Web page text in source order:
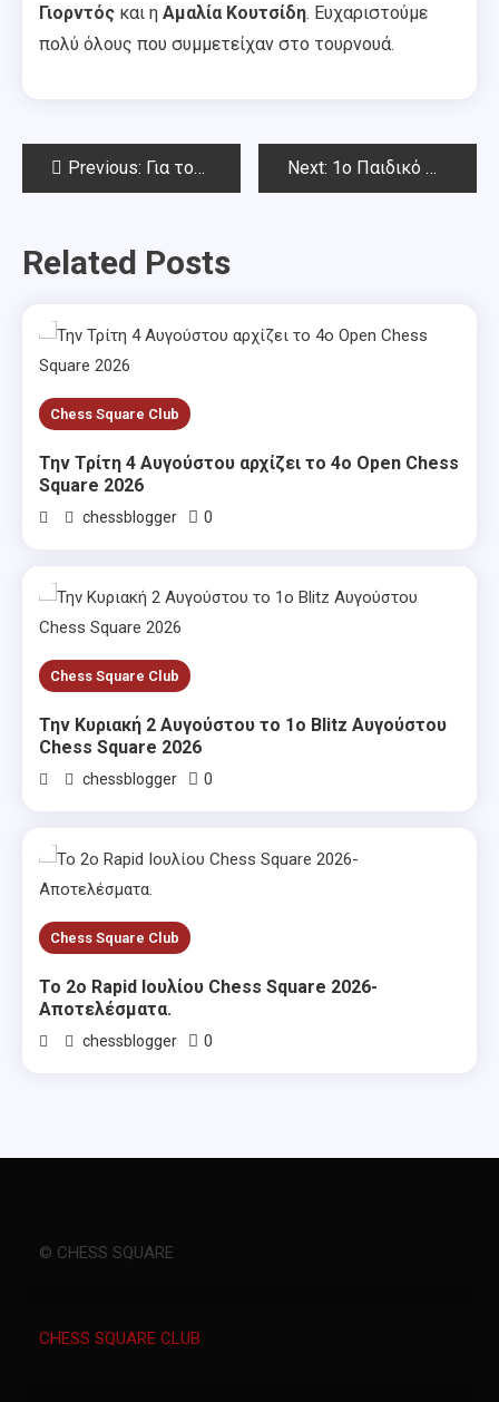
Γιορντός και η Αμαλία Κουτσίδη. Ευχαριστούμε
πολύ όλους που συμμετείχαν στο τουρνουά.
PostPrevious: Για τον Αχιλλέα Μητσάκο Next: 1o Παιδικό – Nεανικό Rapid Chess Square 2018 – 1o μέρος του Grand Prix
Related Posts
Chess Square Club
Την Τρίτη 4 Αυγούστου αρχίζει το 4ο Open Chess
Square 2026
chessblogger 0
Chess Square Club
Την Κυριακή 2 Αυγούστου το 1ο Blitz Αυγούστου
Chess Square 2026
chessblogger 0
Chess Square Club
Το 2ο Rapid Ιουλίου Chess Square 2026-
Αποτελέσματα.
chessblogger 0
© CHESS SQUARE
CHESS SQUARE CLUB